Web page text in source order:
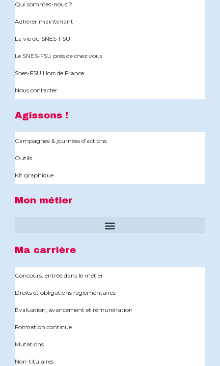
Qui sommes-nous ?
Adhérer maintenant
La vie du SNES-FSU
Le SNES-FSU près de chez vous
Snes-FSU Hors de France
Nous contacter
Agissons !
Campagnes & journées d’actions
Outils
Kit graphique
Mon métier
Ma carrière
Concours, entrée dans le métier
Droits et obligations réglementaires
Évaluation, avancement et rémunération
Formation continue
Mutations
Non-titulaires